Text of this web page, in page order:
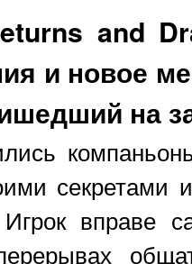
and
и новое
на
секретами
Игрок вправе